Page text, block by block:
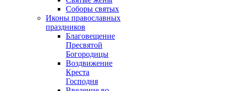
Соборы святых
Иконы православных
праздников
Благовещение
Пресвятой
Богородицы
Воздвижение
Креста
Господня